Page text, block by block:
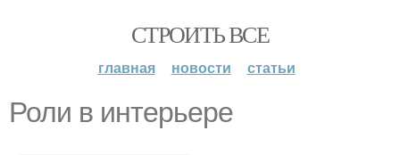
СТРОИТЬ ВСЕ
главная новости статьи
Роли в интерьере